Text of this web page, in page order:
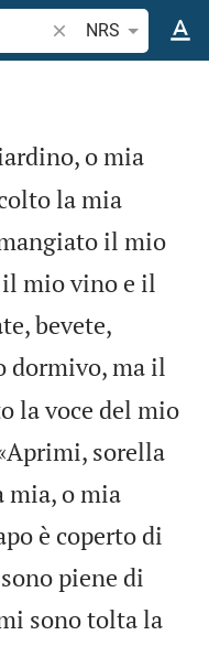
Ricerca verso
NRS
o mia
la mia
il mio
mio vino e il
bevete,
dormivo, ma il
la voce del mio
sorella
mia, o mia
è coperto di
piene di
sono tolta la